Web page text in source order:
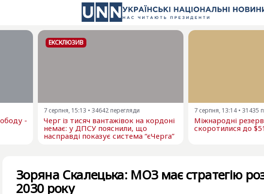
-
ЕКСКЛЮЗИВ
7 серпня, 15:13 • 34642 перегляди
Черг із тисяч вантажівок на кордоні
немає: у ДПСУ пояснили, що
насправді показує система “єЧерга”
7 серпня, 13:14 • 31435
Міжнародні
скоротилися до
Зоряна Скалецька: МОЗ має стратегію
2030 року